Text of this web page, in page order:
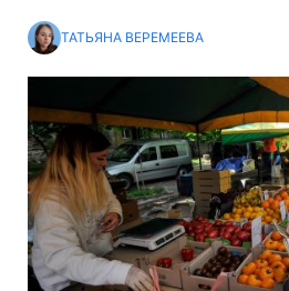
ТАТЬЯНА ВЕРЕМЕЕВА